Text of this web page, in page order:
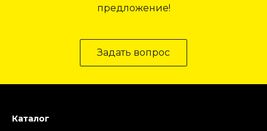
предложение!
Задать вопрос
Каталог